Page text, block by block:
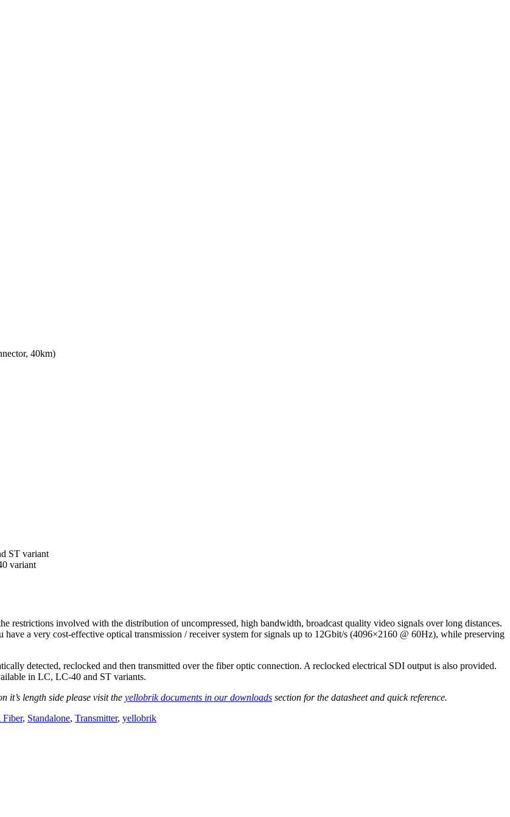
40km)
ST variant
variant
restrictions involved with the distribution of uncompressed, high bandwidth, broadcast quality video signals over long distances.
a very cost-effective optical transmission / receiver system for signals up to 12Gbit/s (4096×2160 @ 60Hz), while preserving
detected, reclocked and then transmitted over the fiber optic connection. A reclocked electrical SDI output is also provided.
in LC, LC-40 and ST variants.
length side please visit the yellobrik documents in our downloads section for the datasheet and quick reference.
Fiber, Standalone, Transmitter, yellobrik